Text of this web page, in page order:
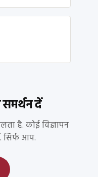
दें
है. कोई विज्ञापन
सिर्फ आप.